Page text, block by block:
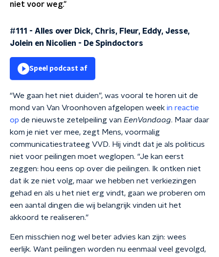
niet voor weg."
#111 - Alles over Dick, Chris, Fleur, Eddy, Jesse,
Jolein en Nicolien - De Spindoctors
Speel podcast af
“We gaan het niet duiden”, was vooral te horen uit de
mond van Van Vroonhoven afgelopen week in reactie
op de nieuwste zetelpeiling van EenVandaag. Maar daar
kom je niet ver mee, zegt Mens, voormalig
communicatiestrateeg VVD. Hij vindt dat je als politicus
niet voor peilingen moet weglopen. “Je kan eerst
zeggen: hou eens op over die peilingen. Ik ontken niet
dat ik ze niet volg, maar we hebben net verkiezingen
gehad en als u het niet erg vindt, gaan we proberen om
een aantal dingen die wij belangrijk vinden uit het
akkoord te realiseren.”
Een misschien nog wel beter advies kan zijn: wees
eerlijk. Want peilingen worden nu eenmaal veel gevolgd,